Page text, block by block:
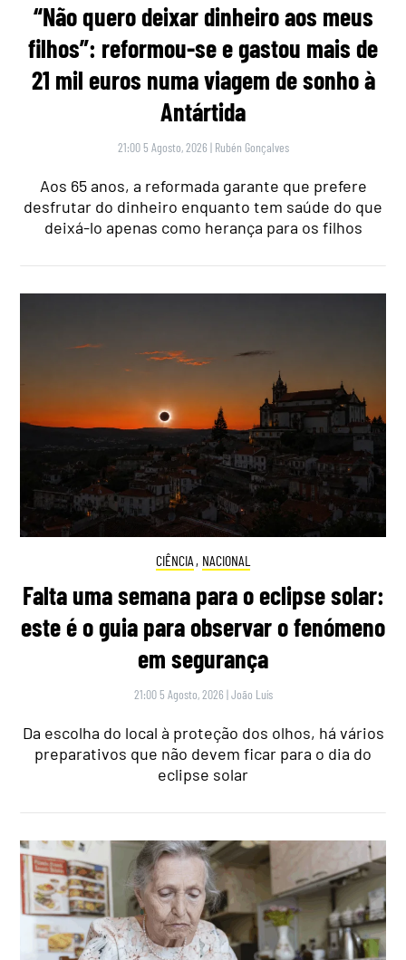
“Não quero deixar dinheiro aos meus
filhos”: reformou-se e gastou mais de
21 mil euros numa viagem de sonho à
Antártida
21:00 5 Agosto, 2026 | Rubén Gonçalves
Aos 65 anos, a reformada garante que prefere
desfrutar do dinheiro enquanto tem saúde do que
deixá-lo apenas como herança para os filhos
CIÊNCIA , NACIONAL
Falta uma semana para o eclipse solar:
este é o guia para observar o fenómeno
em segurança
21:00 5 Agosto, 2026 |João Luís
Da escolha do local à proteção dos olhos, há vários
preparativos que não devem ficar para o dia do
eclipse solar